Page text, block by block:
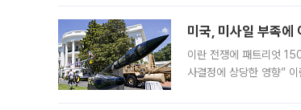
미국, 미사일 부족에
이란 전쟁에 패트리엇
사결정에 상당한 영향”